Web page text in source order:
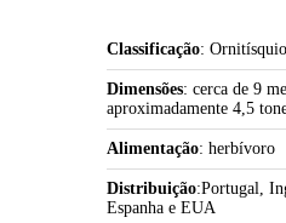
Classificação:
Dimensões: cerca de 9
aproximadamente 4,5
Alimentação: herbívoro
Distribuição:Portugal,
Espanha e EUA